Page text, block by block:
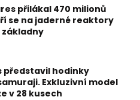
přilákal 470 milionů
se na jaderné reaktory
základny
představil hodinky
Exkluzivní model
v 28 kusech